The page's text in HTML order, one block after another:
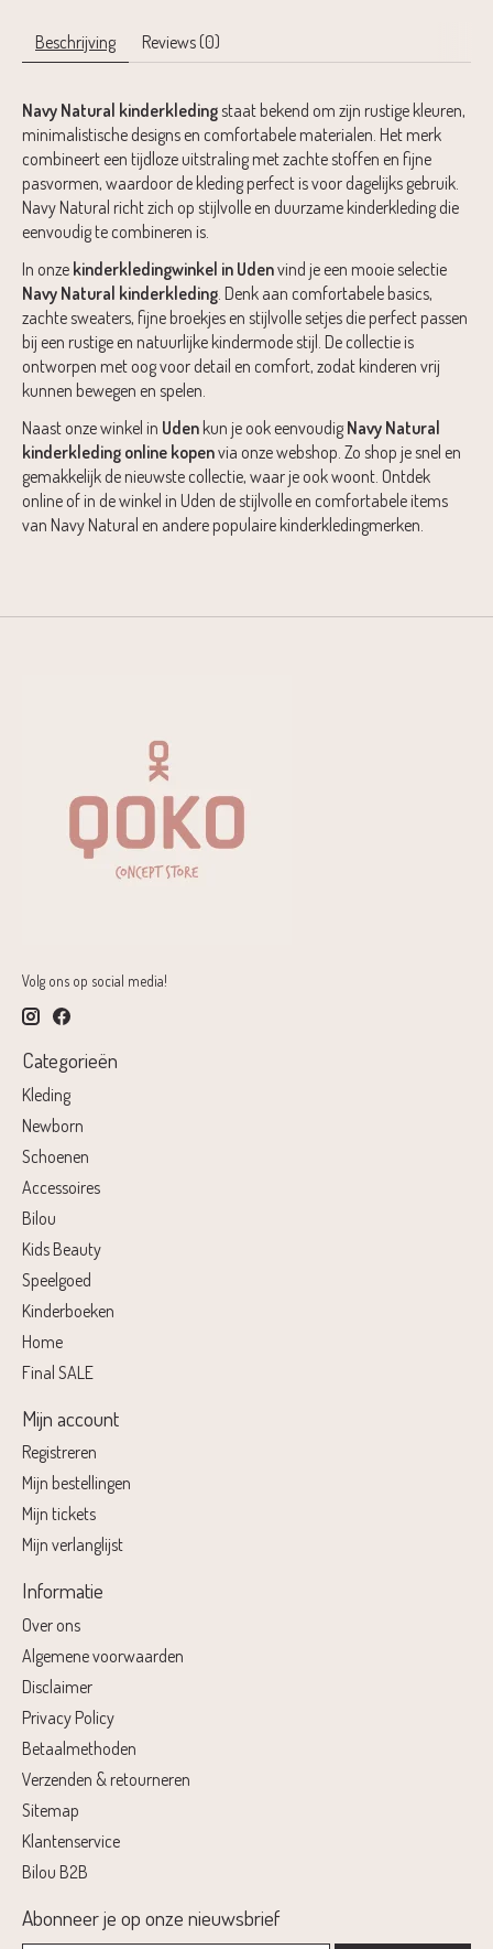
Beschrijving Reviews (0)
Navy Natural kinderkledingstaat bekend om zijn rustige kleuren,
minimalistische designs en comfortabele materialen. Het merk
combineert een tijdloze uitstraling met zachte stoffen en fijne
pasvormen, waardoor de kleding perfect is voor dagelijks gebruik.
Navy Natural richt zich op stijlvolle en duurzame kinderkleding die
eenvoudig te combineren is.
In onze kinderkledingwinkel in Udenvind je een mooie selectie
Navy Natural kinderkleding . Denk aan comfortabele basics,
zachte sweaters, fijne broekjes en stijlvolle setjes die perfect passen
bij een rustige en natuurlijke kindermode stijl. De collectie is
ontworpen met oog voor detail en comfort, zodat kinderen vrij
kunnen bewegen en spelen.
Naast onze winkel in Uden kun je ook eenvoudig Navy Natural
kinderkleding online kopenvia onze webshop. Zo shop je snel en
gemakkelijk de nieuwste collectie, waar je ook woont. Ontdek
online of in de winkel in Uden de stijlvolle en comfortabele items
van Navy Natural en andere populaire kinderkledingmerken.
Volg ons op social media!
Categorieën
Kleding
Newborn
Schoenen
Accessoires
Bilou
Kids Beauty
Speelgoed
Kinderboeken
Home
Final SALE
Mijn account
Registreren
Mijn bestellingen
Mijn tickets
Mijn verlanglijst
Informatie
Over ons
Algemene voorwaarden
Disclaimer
Privacy Policy
Betaalmethoden
Verzenden & retourneren
Sitemap
Klantenservice
Bilou B2B
Abonneer je op onze nieuwsbrief